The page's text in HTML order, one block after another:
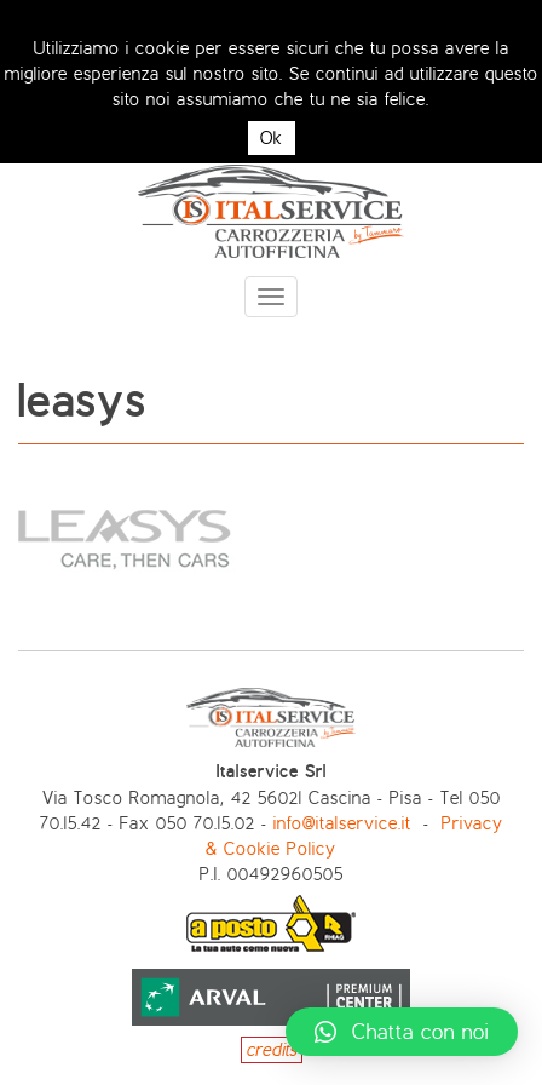
Siamo parte del Network Arval, selezionati come
Arval Premium Center
Toggle
navigation
leasys
Italservice Srl
Via Tosco Romagnola, 42 56021 Cascina - Pisa - Tel 050
70.15.42 - Fax 050 70.15.02 - info@italservice.it - Privacy
& Cookie Policy
P.I. 00492960505
credits
Chatta con noi
Utilizziamo i cookie per essere sicuri che tu possa avere la
migliore esperienza sul nostro sito. Se continui ad utilizzare questo
sito noi assumiamo che tu ne sia felice.
Ok